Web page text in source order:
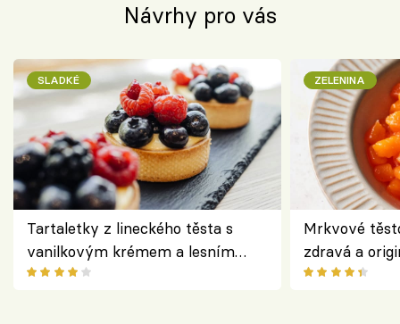
Návrhy pro vás
SLADKÉ
Tartaletky z lineckého těsta s
vanilkovým krémem a lesním
ovocem podle Bread Society
ZELENINA
Mrkvové
zdravá a
klasiky